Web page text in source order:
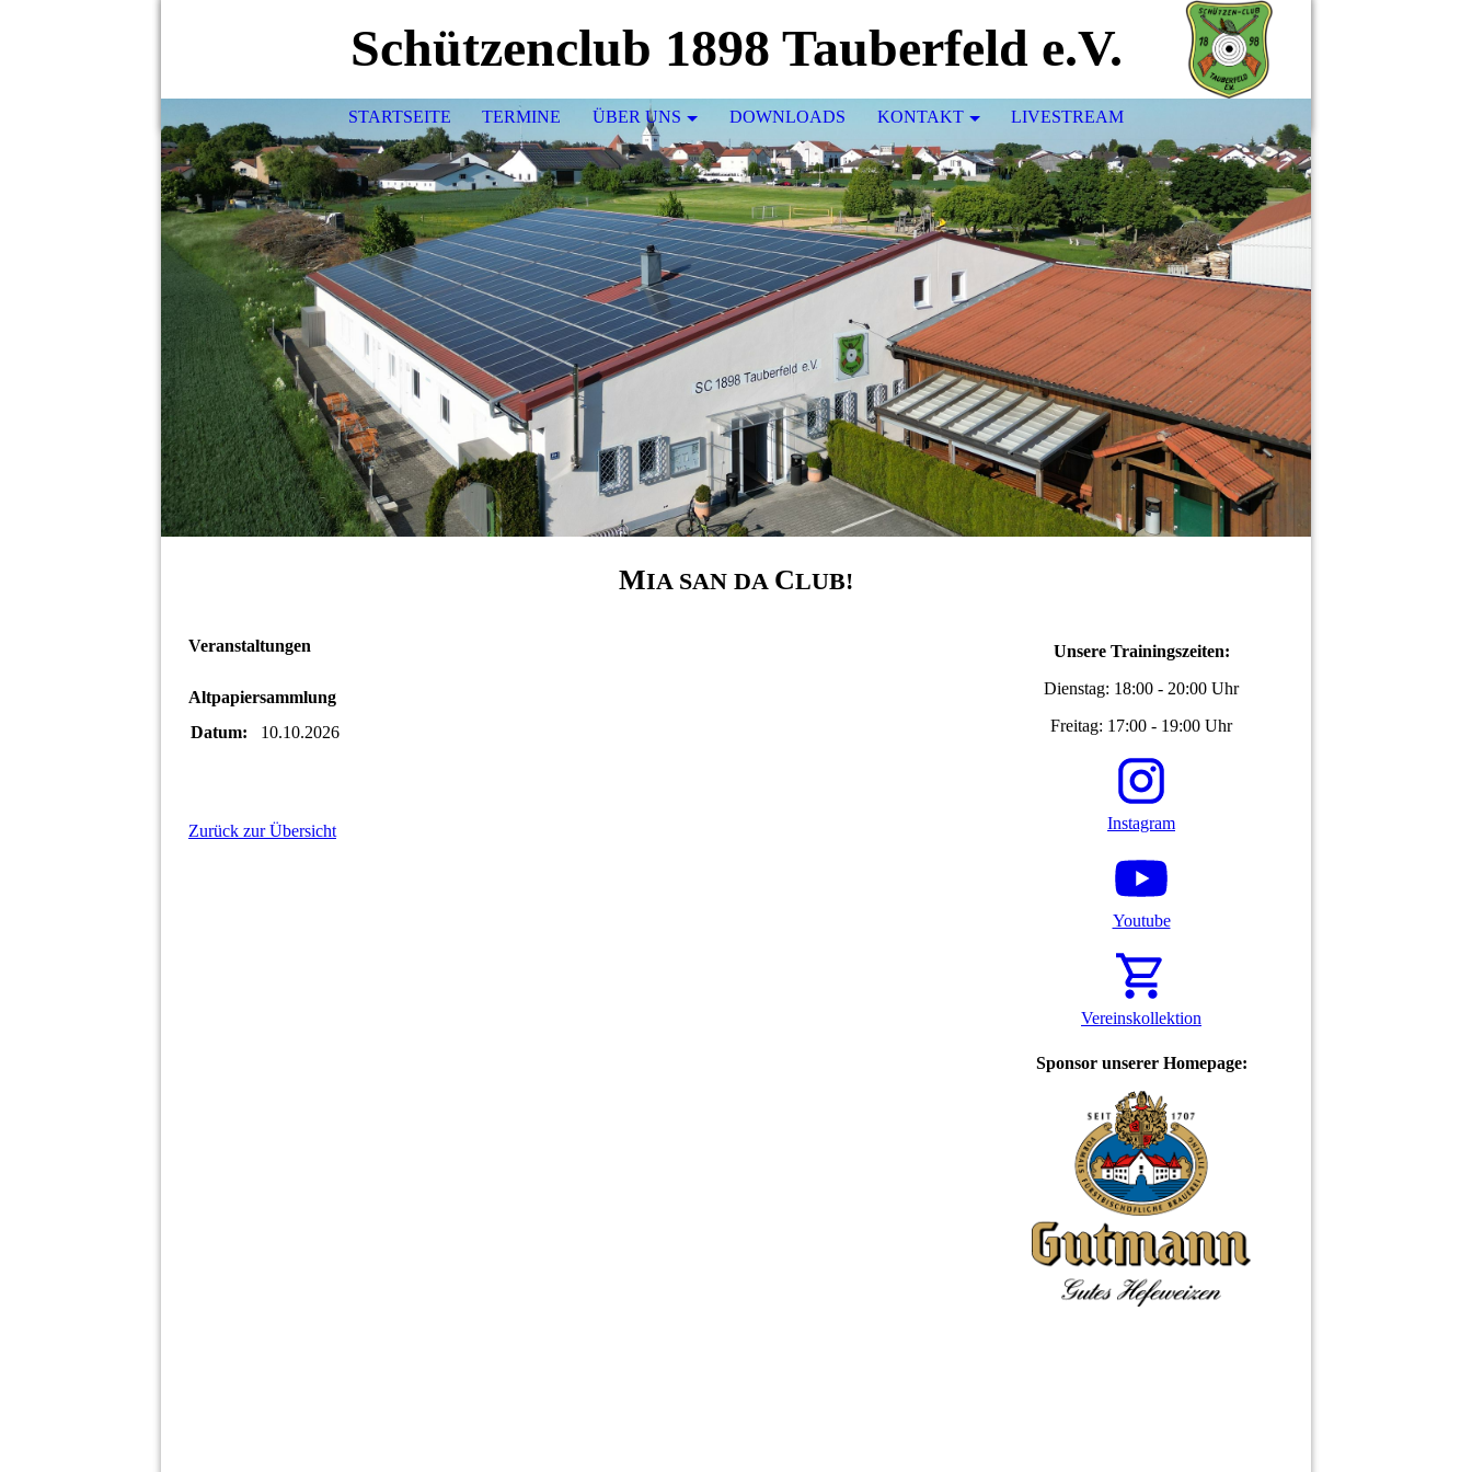
Schützenclub 1898 Tauberfeld e.V.
STARTSEITE TERMINE ÜBER UNS DOWNLOADS KONTAKT LIVESTREAM
MIA SAN DA CLUB!
Veranstaltungen
Altpapiersammlung
Datum:
10.10.2026
Zurück zur Übersicht
Unsere Trainingszeiten:
Dienstag: 18:00 - 20:00 Uhr
Freitag: 17:00 - 19:00 Uhr
Instagram
Youtube
Vereinskollektion
Sponsor unserer Homepage: